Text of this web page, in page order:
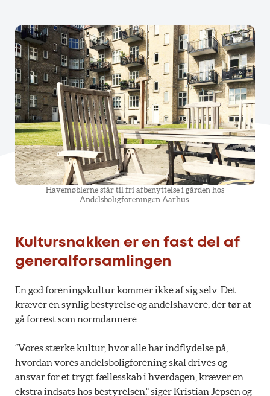
Havemøblerne står til fri afbenyttelse i gården hos
Andelsboligforeningen Aarhus.
Kultursnakken er en fast del af
generalforsamlingen
En god foreningskultur kommer ikke af sig selv. Det
kræver en synlig bestyrelse og andelshavere, der tør at
gå forrest som normdannere.
“Vores stærke kultur, hvor alle har indflydelse på,
hvordan vores andelsboligforening skal drives og
ansvar for et trygt fællesskab i hverdagen, kræver en
ekstra indsats hos bestyrelsen,“ siger Kristian Jepsen og